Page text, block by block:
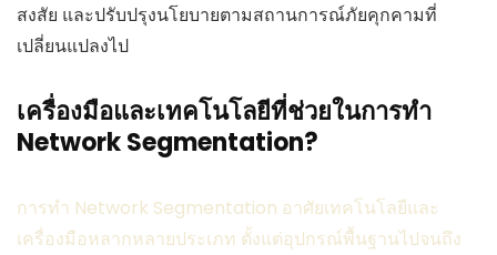
สงสัย และปรับปรุงนโยบายตามสถานการณ์ภัยคุกคามที่
เปลี่ยนแปลงไป
เครื่องมือและเทคโนโลยีที่ช่วยในการทำ
Network Segmentation?
การทำ Network Segmentation อาศัยเทคโนโลยีและ
เครื่องมือหลากหลายประเภท ตั้งแต่อุปกรณ์พื้นฐานไปจนถึง